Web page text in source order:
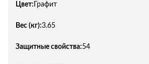
Цвет: Графит
Вес (кг):3.65
Защитные свойства:54